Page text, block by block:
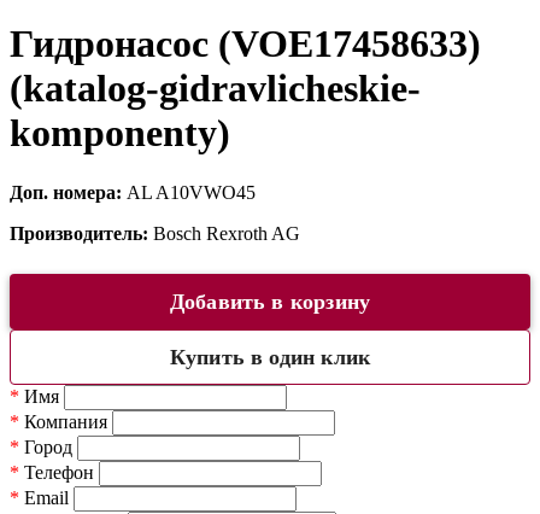
Гидронасос (VOE17458633)
(katalog-gidravlicheskie-
komponenty)
Доп. номера: AL A10VWO45
Производитель: Bosch Rexroth AG
Добавить в корзину
Купить в один клик
* Имя
* Компания
* Город
* Телефон
* Email